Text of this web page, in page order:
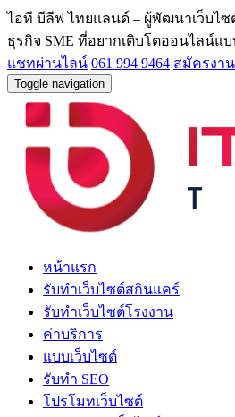
ไอที บีลีฟ ไทยแลนด์ – ผู้พัฒนาเว็บไ
ธุรกิจ SME ที่อยากเติบโตออนไลน์แ
แชทผ่านไลน์ 061 994 9464 สมัครงาน
Toggle navigation
หน้าแรก
รับทำเว็บไซต์สกินแคร์
รับทำเว็บไซต์โรงงาน
ค่าบริการ
แบบเว็บไซต์
รับทำ SEO
โปรโมทเว็บไซต์